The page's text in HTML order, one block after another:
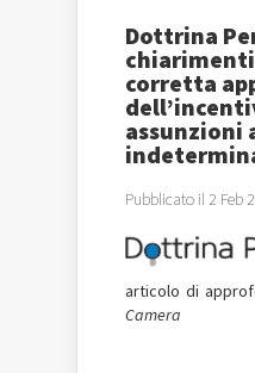
Dottrina
corretta
assunzioni
Pubblicato il 2 Feb
articolo di
Camera